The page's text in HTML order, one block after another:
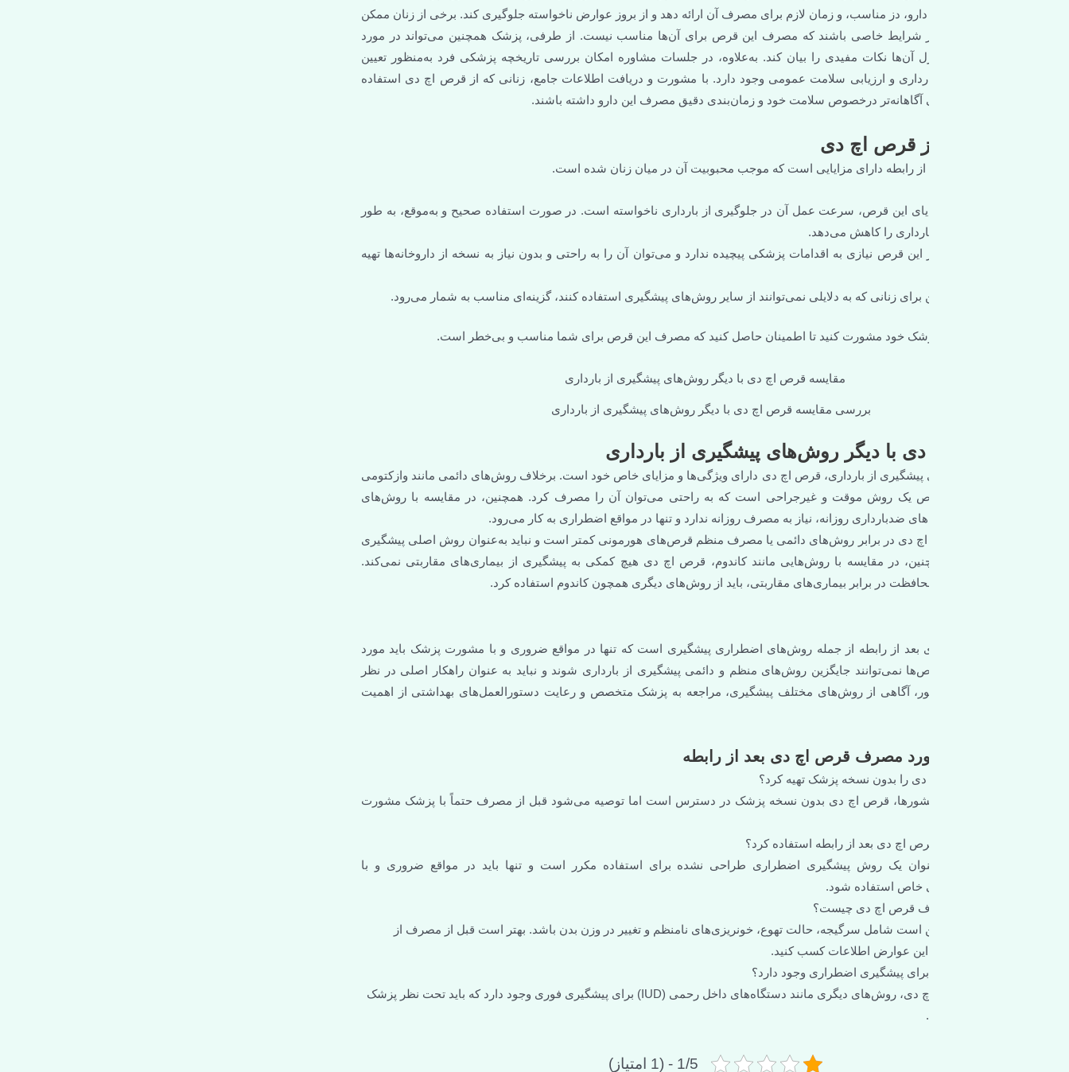
دز مناسب، و زمان لازم برای مصرف آن ارائه دهد و از بروز عوارض ناخواسته جلوگیری کند. برخی از زنان ممکن
شرایط خاصی باشند که مصرف این قرص برای آن‌ها مناسب نیست. از طرفی، پزشک همچنین می‌تواند در مورد
آن‌ها نکات مفیدی را بیان کند. به‌علاوه، در جلسات مشاوره امکان بررسی تاریخچه پزشکی فرد به‌منظور تعیین
و ارزیابی سلامت عمومی وجود دارد. با مشورت و دریافت اطلاعات جامع، زنانی که از قرص اچ دی استفاده
آگاهانه‌تر درخصوص سلامت خود و زمان‌بندی دقیق مصرف این دارو داشته باشند.
رابطه دارای مزایایی است که موجب محبوبیت آن در میان زنان شده است.
این قرص، سرعت عمل آن در جلوگیری از بارداری ناخواسته است. در صورت استفاده صحیح و به‌موقع، به طور
این قرص نیازی به اقدامات پزشکی پیچیده ندارد و می‌توان آن را به راحتی و بدون نیاز به نسخه از داروخانه‌ها تهیه
زنانی که به دلایلی نمی‌توانند از سایر روش‌های پیشگیری استفاده کنند، گزینه‌ای مناسب به شمار می‌رود.
پزشک خود مشورت کنید تا اطمینان حاصل کنید که مصرف این قرص برای شما مناسب و بی‌خطر است.
بررسی مقایسه قرص اچ دی با دیگر روش‌های پیشگیری از بارداری
با دیگر روش‌های پیشگیری از بارداری
پیشگیری از بارداری، قرص اچ دی دارای ویژگی‌ها و مزایای خاص خود است. برخلاف روش‌های دائمی مانند وازکتومی
قرص یک روش موقت و غیرجراحی است که به راحتی می‌توان آن را مصرف کرد. همچنین، در مقایسه با روش‌های
ضدبارداری روزانه، نیاز به مصرف روزانه ندارد و تنها در مواقع اضطراری به کار می‌رود.
اچ دی در برابر روش‌های دائمی یا مصرف منظم قرص‌های هورمونی کمتر است و نباید به‌عنوان روش اصلی پیشگیری
در مقایسه با روش‌هایی مانند کاندوم، قرص اچ دی هیچ کمکی به پیشگیری از بیماری‌های مقاربتی نمی‌کند.
در برابر بیماری‌های مقاربتی، باید از روش‌های دیگری همچون کاندوم استفاده کرد.
از رابطه از جمله روش‌های اضطراری پیشگیری است که تنها در مواقع ضروری و با مشورت پزشک باید مورد
نمی‌توانند جایگزین روش‌های منظم و دائمی پیشگیری از بارداری شوند و نباید به عنوان راهکار اصلی در نظر
آگاهی از روش‌های مختلف پیشگیری، مراجعه به پزشک متخصص و رعایت دستورالعمل‌های بهداشتی از اهمیت
مصرف قرص اچ دی بعد از رابطه
را بدون نسخه پزشک تهیه کرد؟
کشورها، قرص اچ دی بدون نسخه پزشک در دسترس است اما توصیه می‌شود قبل از مصرف حتماً با پزشک مشورت
اچ دی بعد از رابطه استفاده کرد؟
یک روش پیشگیری اضطراری طراحی نشده برای استفاده مکرر است و تنها باید در مواقع ضروری و با
شامل سرگیجه، حالت تهوع، خونریزی‌های نامنظم و تغییر در وزن بدن باشد. بهتر است قبل از مصرف از
عوارض اطلاعات کسب کنید.
پیشگیری اضطراری وجود دارد؟
بله، علاوه بر قرص اچ دی، روش‌های دیگری مانند دستگاه‌های داخل رحمی (IUD) برای پیشگیری فوری وجود دارد که باید تحت نظر پزشک
1/5 - (1 امتیاز)